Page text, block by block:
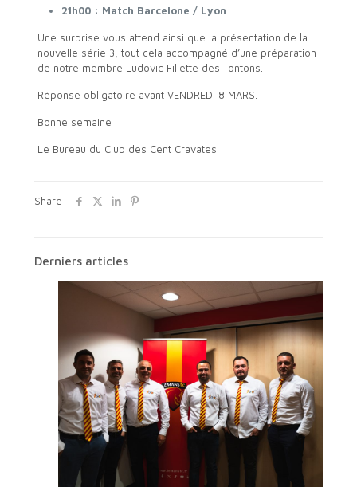
21h00 : Match Barcelone / Lyon
Une surprise vous attend ainsi que la présentation de la
nouvelle série 3, tout cela accompagné d’une préparation
de notre membre Ludovic Fillette des Tontons.
Réponse obligatoire avant VENDREDI 8 MARS.
Bonne semaine
Le Bureau du Club des Cent Cravates
Share
Derniers articles